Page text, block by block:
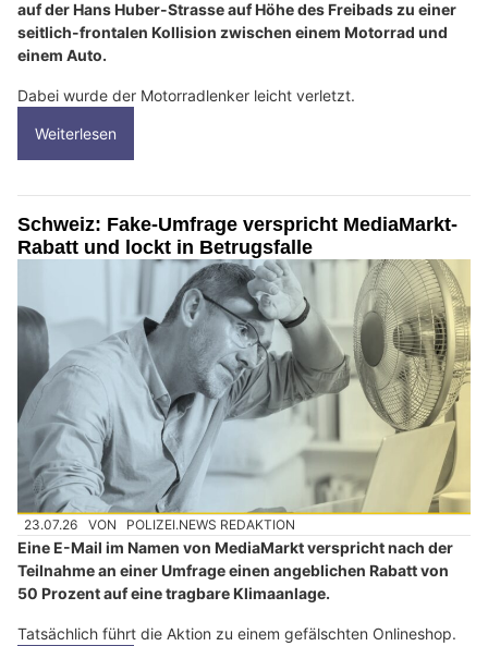
auf der Hans Huber-Strasse auf Höhe des Freibads zu einer
seitlich-frontalen Kollision zwischen einem Motorrad und
einem Auto.
Dabei wurde der Motorradlenker leicht verletzt.
Weiterlesen
Schweiz: Fake-Umfrage verspricht MediaMarkt-
Rabatt und lockt in Betrugsfalle
23.07.26 VON POLIZEI.NEWS REDAKTION
Eine E-Mail im Namen von MediaMarkt verspricht nach der
Teilnahme an einer Umfrage einen angeblichen Rabatt von
50 Prozent auf eine tragbare Klimaanlage.
Tatsächlich führt die Aktion zu einem gefälschten Onlineshop.